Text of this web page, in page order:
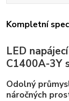
Kompletní
LED
C1400A-3Y
Odolný
náročných